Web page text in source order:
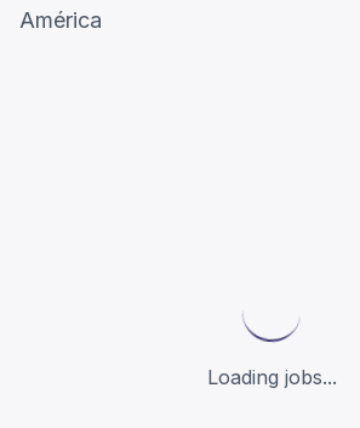
América
Loading jobs...